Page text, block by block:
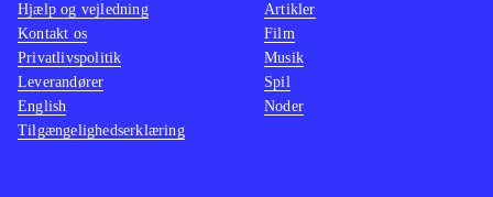
Hjælp og vejledning
Kontakt os
Privatlivspolitik
Leverandører
English
Tilgængelighedserklæring
Artikler
Film
Musik
Spil
Noder